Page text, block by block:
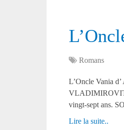
Romans
L’Oncle Vania
vingt-sept ans.
Lire la suite..